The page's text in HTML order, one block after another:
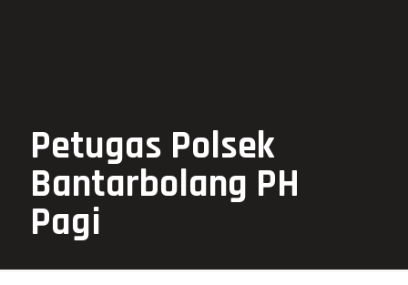
Petugas Polsek
Bantarbolang PH
Pagi